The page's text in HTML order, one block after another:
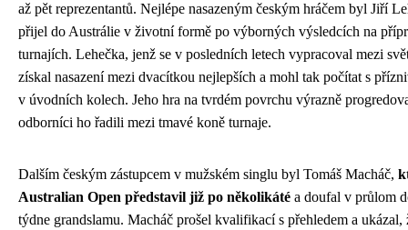
až pět reprezentantů. Nejlépe nasazeným českým hráčem byl Jiří
přijel do Austrálie v životní formě po výborných výsledcích na
turnajích. Lehečka, jenž se v posledních letech vypracoval mezi
získal nasazení mezi dvacítkou nejlepších a mohl tak počítat s
v úvodních kolech. Jeho hra na tvrdém povrchu výrazně
odborníci ho řadili mezi tmavé koně turnaje.
Dalším českým zástupcem v mužském singlu byl Tomáš Macháč,
Australian Open představil již po několikáté a doufal v průlom
týdne grandslamu. Macháč prošel kvalifikací s přehledem a ukázal,